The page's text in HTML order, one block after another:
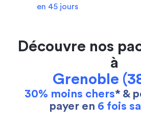
en 45 jours
Découvre nos
à
Grenoble
30% moins chers* &
payer en 6 fois